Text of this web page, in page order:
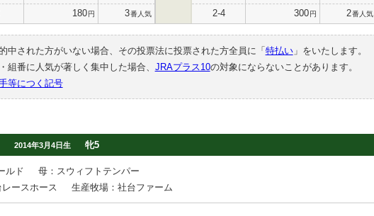
180円 3番人気 2-4 300円 2番人気
中された方がいない場合、その投票法に投票された方全員に「 特払い」をいたします。
組番に人気が著しく集中した場合、 JRAプラス10の対象にならないことがあります。
等につく記号
2014年3月4日生 牝5
ルド
母：スウィフトテンパー
ースホース
生産牧場：社台ファーム